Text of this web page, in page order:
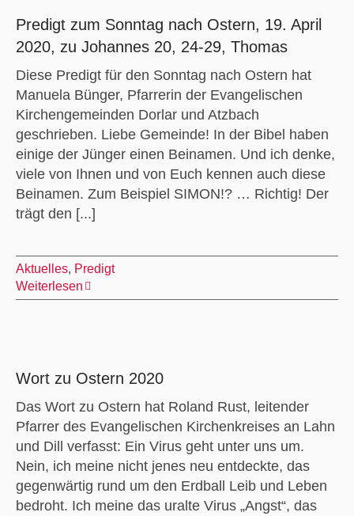
Predigt zum Sonntag nach Ostern, 19. April
2020, zu Johannes 20, 24-29, Thomas
Diese Predigt für den Sonntag nach Ostern hat
Manuela Bünger, Pfarrerin der Evangelischen
Kirchengemeinden Dorlar und Atzbach
geschrieben. Liebe Gemeinde! In der Bibel haben
einige der Jünger einen Beinamen. Und ich denke,
viele von Ihnen und von Euch kennen auch diese
Beinamen. Zum Beispiel SIMON!? … Richtig! Der
trägt den [...]
Aktuelles, Predigt
Weiterlesen
Wort zu Ostern 2020
Das Wort zu Ostern hat Roland Rust, leitender
Pfarrer des Evangelischen Kirchenkreises an Lahn
und Dill verfasst: Ein Virus geht unter uns um.
Nein, ich meine nicht jenes neu entdeckte, das
gegenwärtig rund um den Erdball Leib und Leben
bedroht. Ich meine das uralte Virus „Angst“, das